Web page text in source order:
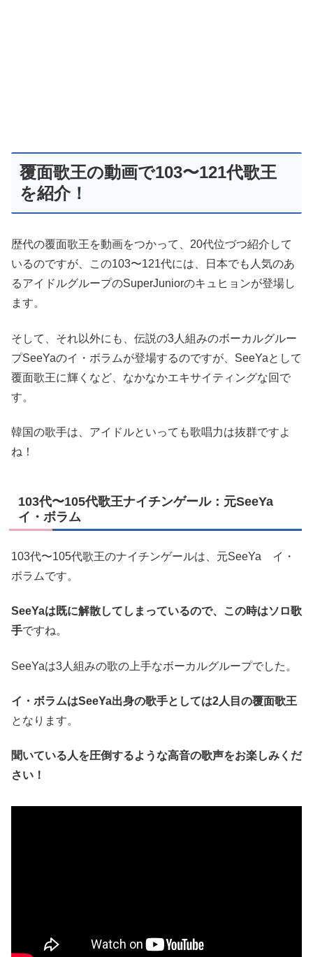
覆面歌王の動画で103〜121代歌王
を紹介！
歴代の覆面歌王を動画をつかって、20代位づつ紹介して
いるのですが、この103〜121代には、日本でも人気のあ
るアイドルグループのSuperJuniorのキュヒョンが登場し
ます。
そして、それ以外にも、伝説の3人組みのボーカルグルー
プSeeYaのイ・ボラムが登場するのですが、SeeYaとして
覆面歌王に輝くなど、なかなかエキサイティングな回で
す。
韓国の歌手は、アイドルといっても歌唱力は抜群ですよ
ね！
103代〜105代歌王ナイチンゲール：元SeeYa
イ・ボラム
103代〜105代歌王のナイチンゲールは、元SeeYa イ・
ボラムです。
SeeYaは既に解散してしまっているので、この時はソロ歌
手ですね。
SeeYaは3人組みの歌の上手なボーカルグループでした。
イ・ボラムはSeeYa出身の歌手としては2人目の覆面歌王
となります。
聞いている人を圧倒するような高音の歌声をお楽しみくだ
さい！